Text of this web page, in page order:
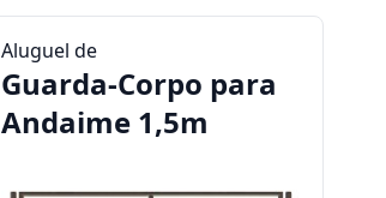
Aluguel de
Guarda-Corpo para
Andaime 1,5m